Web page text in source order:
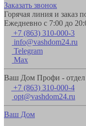
Заказать звонок
Горячая линия и заказ
Ежедневно с 7:00 до
+7 (863) 310-000-3
info@vashdom24.ru
Telegram
Max
Ваш Дом Профи - отдел
+7 (863) 310-000-4
opt@vashdom24.ru
Ваш Дом